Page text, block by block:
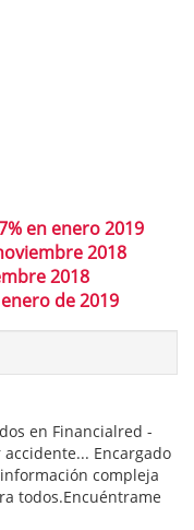
en enero 2019
2018
2018
de 2019
en Financialred -
Encargado
compleja
todos.Encuéntrame